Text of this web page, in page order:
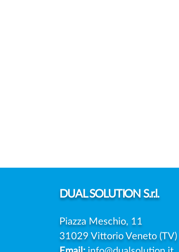
DUALSOLUTION S.r.l.
Piazza Meschio, 11
31029 Vittorio Veneto (TV)